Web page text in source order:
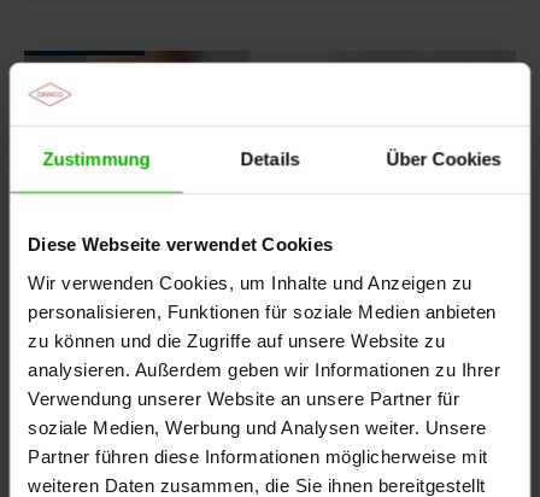
Zustimmung Details Über Cookies
Diese Webseite verwendet Cookies
Wir verwenden Cookies, um Inhalte und Anzeigen zu
personalisieren, Funktionen für soziale Medien anbieten
zu können und die Zugriffe auf unsere Website zu
analysieren. Außerdem geben wir Informationen zu Ihrer
Verwendung unserer Website an unsere Partner für
soziale Medien, Werbung und Analysen weiter. Unsere
Partner führen diese Informationen möglicherweise mit
weiteren Daten zusammen, die Sie ihnen bereitgestellt
04.08.2026-Arztpraxis, Pflegekräfte, Apotheke,
Patienten / Angehörige
Diabetes bei Hitze: Risiken im Blick behalten